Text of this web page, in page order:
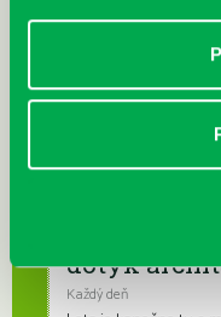
Prečítané
Každý deň |Furdekova 1,
letnými aktivitami a
pobočkách si
Leto v
dotyk
Každý deň